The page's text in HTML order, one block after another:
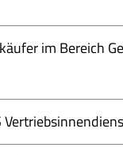
im Bereich